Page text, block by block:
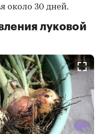
около 30 дней.
луковой